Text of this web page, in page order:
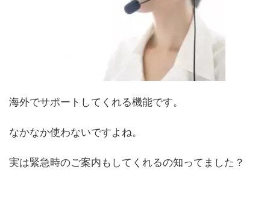
海外でサポートしてくれる機能です。
なかなか使わないですよね。
実は緊急時のご案内もしてくれるの知ってました？